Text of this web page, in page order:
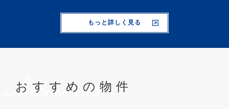
もっと詳しく見る
おすすめの物件